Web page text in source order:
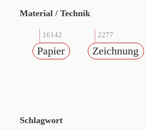
Material / Technik
16142
Papier
2277
Zeichnung
Schlagwort